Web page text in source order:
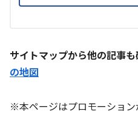
サイトマップから他の記事
の地図
※本ページはプロモーション